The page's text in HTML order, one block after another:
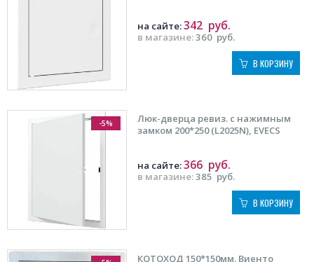
в магазине:360 руб.
на сайте:342 руб.
В КОРЗИНУ
-5%
Люк-дверца ревиз. с нажимным
замком 200*250 (L2025N), EVECS
в магазине:385 руб.
на сайте:366 руб.
В КОРЗИНУ
КОТОХОД 150*150мм. Виенто